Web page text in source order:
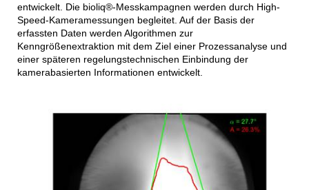
entwickelt. Die bioliq®-Messkampagnen werden durch High-
Speed-Kameramessungen begleitet. Auf der Basis der
erfassten Daten werden Algorithmen zur
Kenngrößenextraktion mit dem Ziel einer Prozessanalyse und
einer späteren regelungstechnischen Einbindung der
kamerabasierten Informationen entwickelt.